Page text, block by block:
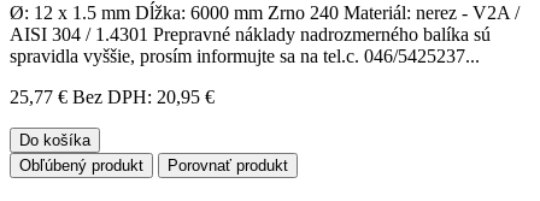
Ø: 12 x 1.5 mm Dĺžka: 6000 mm Zrno 240 Materiál: nerez - V2A /
AISI 304 / 1.4301 Prepravné náklady nadrozmerného balíka sú
spravidla vyššie, prosím informujte sa na tel.c. 046/5425237...
25,77 € Bez DPH: 20,95 €
Do košíka
Obľúbený produkt
Porovnať produkt